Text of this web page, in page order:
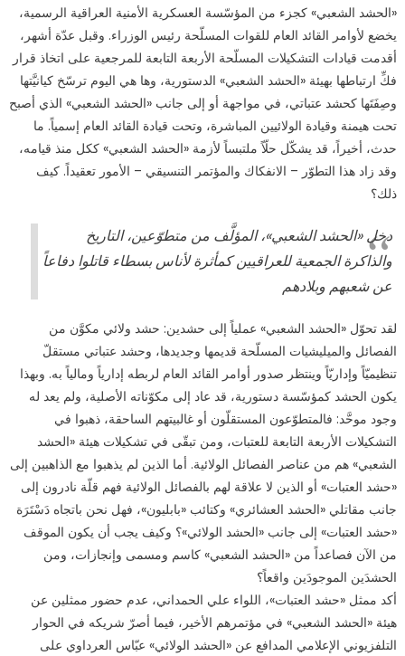
«الحشد الشعبي» كجزء من المؤسّسة العسكرية الأمنية العراقية الرسمية،
يخضع لأوامر القائد العام للقوات المسلّحة رئيس الوزراء. وقبل عدّة أشهر،
أقدمت قيادات التشكيلات المسلّحة الأربعة التابعة للمرجعية على اتخاذ قرار
فكِّ ارتباطها بهيئة «الحشد الشعبي» الدستورية، وها هي اليوم ترسّخ كيانيَّتها
وصِفَتَها كحشد عتباتي، في مواجهة أو إلى جانب «الحشد الشعبي» الذي أصبح
تحت هيمنة وقيادة الولائيين المباشرة، وتحت قيادة القائد العام إسمياً. ما
حدث، أخيراً، قد يشكّل حلّاً ملتبساً لأزمة «الحشد الشعبي» ككل منذ قيامه،
وقد زاد هذا التطوّر – الانفكاك والمؤتمر التنسيقي – الأمور تعقيداً. كيف
ذلك؟
دخل «الحشد الشعبي»، المؤلَّف من متطوّعين، التاريخ
والذاكرة الجمعية للعراقيين كمأثرة لأناس بسطاء قاتلوا دفاعاً
عن شعبهم وبلادهم
لقد تحوّل «الحشد الشعبي» عملياً إلى حشدين: حشد ولائي مكوَّن من
الفصائل والميليشيات المسلّحة قديمها وجديدها، وحشد عتباتي مستقلّ
تنظيميّاً وإداريّاً وينتظر صدور أوامر القائد العام لربطه إدارياً ومالياً به. وبهذا
يكون الحشد كمؤسّسة دستورية، قد عاد إلى مكوّناته الأصلية، ولم يعد له
وجود موحَّد: فالمتطوّعون المستقلّون أو غالبيتهم الساحقة، ذهبوا في
التشكيلات الأربعة التابعة للعتبات، ومن تبقّى في تشكيلات هيئة «الحشد
الشعبي» هم من عناصر الفصائل الولائية. أما الذين لم يذهبوا مع الذاهبين إلى
«حشد العتبات» أو الذين لا علاقة لهم بالفصائل الولائية فهم قلّة نادرون إلى
جانب مقاتلي «الحشد العشائري» وكتائب «بابليون»، فهل نحن باتجاه دَسْتَرَة
«حشد العتبات» إلى جانب «الحشد الولائي»؟ وكيف يجب أن يكون الموقف
من الآن فصاعداً من «الحشد الشعبي» كاسم ومسمى وإنجازات، ومن
الحشدَين الموجودَين واقعاً؟
أكد ممثل «حشد العتبات»، اللواء علي الحمداني، عدم حضور ممثلين عن
هيئة «الحشد الشعبي» في مؤتمرهم الأخير، فيما أصرّ شريكه في الحوار
التلفزيوني الإعلامي المدافع عن «الحشد الولائي» عبّاس العرداوي على